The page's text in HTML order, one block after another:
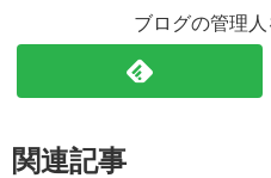
ブログの管理
関連記事